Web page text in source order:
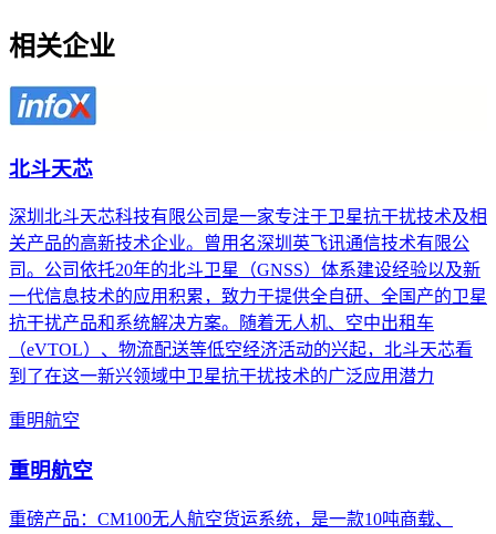
相关企业
北斗天芯
深圳北斗天芯科技有限公司是一家专注于卫星抗干扰技术及相
关产品的高新技术企业。曾用名深圳英飞讯通信技术有限公
司。公司依托20年的北斗卫星（GNSS）体系建设经验以及新
一代信息技术的应用积累，致力于提供全自研、全国产的卫星
抗干扰产品和系统解决方案。随着无人机、空中出租车
（eVTOL）、物流配送等低空经济活动的兴起，北斗天芯看
到了在这一新兴领域中卫星抗干扰技术的广泛应用潜力
重明航空
重明航空
重磅产品：CM100无人航空货运系统，是一款10吨商载、